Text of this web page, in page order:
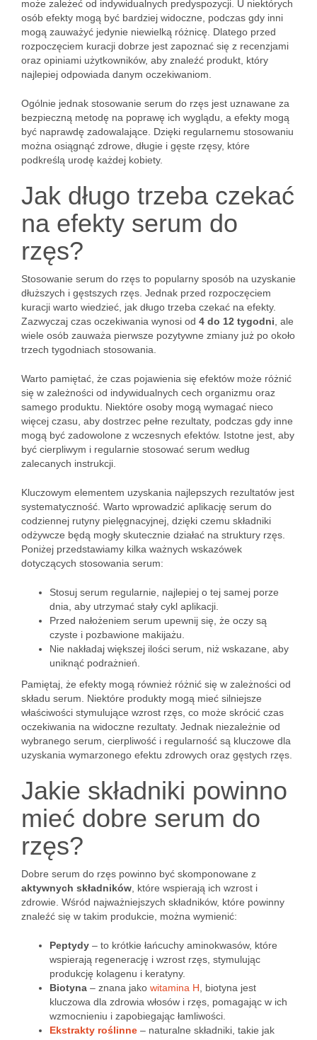
może zależeć od indywidualnych predyspozycji. U niektórych
osób efekty mogą być bardziej widoczne, podczas gdy inni
mogą zauważyć jedynie niewielką różnicę. Dlatego przed
rozpoczęciem kuracji dobrze jest zapoznać się z recenzjami
oraz opiniami użytkowników, aby znaleźć produkt, który
najlepiej odpowiada danym oczekiwaniom.
Ogólnie jednak stosowanie serum do rzęs jest uznawane za
bezpieczną metodę na poprawę ich wyglądu, a efekty mogą
być naprawdę zadowalające. Dzięki regularnemu stosowaniu
można osiągnąć zdrowe, długie i gęste rzęsy, które
podkreślą urodę każdej kobiety.
Jak długo trzeba czekać
na efekty serum do
rzęs?
Stosowanie serum do rzęs to popularny sposób na uzyskanie
dłuższych i gęstszych rzęs. Jednak przed rozpoczęciem
kuracji warto wiedzieć, jak długo trzeba czekać na efekty.
Zazwyczaj czas oczekiwania wynosi od 4 do 12 tygodni , ale
wiele osób zauważa pierwsze pozytywne zmiany już po około
trzech tygodniach stosowania.
Warto pamiętać, że czas pojawienia się efektów może różnić
się w zależności od indywidualnych cech organizmu oraz
samego produktu. Niektóre osoby mogą wymagać nieco
więcej czasu, aby dostrzec pełne rezultaty, podczas gdy inne
mogą być zadowolone z wczesnych efektów. Istotne jest, aby
być cierpliwym i regularnie stosować serum według
zalecanych instrukcji.
Kluczowym elementem uzyskania najlepszych rezultatów jest
systematyczność. Warto wprowadzić aplikację serum do
codziennej rutyny pielęgnacyjnej, dzięki czemu składniki
odżywcze będą mogły skutecznie działać na struktury rzęs.
Poniżej przedstawiamy kilka ważnych wskazówek
dotyczących stosowania serum:
Stosuj serum regularnie, najlepiej o tej samej porze
dnia, aby utrzymać stały cykl aplikacji.
Przed nałożeniem serum upewnij się, że oczy są
czyste i pozbawione makijażu.
Nie nakładaj większej ilości serum, niż wskazane, aby
uniknąć podrażnień.
Pamiętaj, że efekty mogą również różnić się w zależności od
składu serum. Niektóre produkty mogą mieć silniejsze
właściwości stymulujące wzrost rzęs, co może skrócić czas
oczekiwania na widoczne rezultaty. Jednak niezależnie od
wybranego serum, cierpliwość i regularność są kluczowe dla
uzyskania wymarzonego efektu zdrowych oraz gęstych rzęs.
Jakie składniki powinno
mieć dobre serum do
rzęs?
Dobre serum do rzęs powinno być skomponowane z
aktywnych składników , które wspierają ich wzrost i
zdrowie. Wśród najważniejszych składników, które powinny
znaleźć się w takim produkcie, można wymienić:
Peptydy – to krótkie łańcuchy aminokwasów, które
wspierają regenerację i wzrost rzęs, stymulując
produkcję kolagenu i keratyny.
Biotyna – znana jako witamina H , biotyna jest
kluczowa dla zdrowia włosów i rzęs, pomagając w ich
wzmocnieniu i zapobiegając łamliwości.
Ekstrakty roślinne – naturalne składniki, takie jak